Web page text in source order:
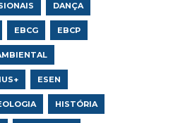
DANÇA
EBCG EBCP
ESEN
HISTÓRIA